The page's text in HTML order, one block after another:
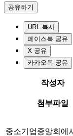
공유하기
URL 복사
페이스북 공유
X 공유
카카오톡 공유
작성자
첨부파일
중소기업중앙회에